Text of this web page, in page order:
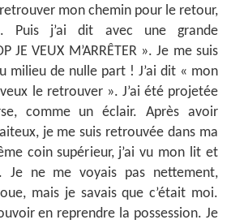
mon chemin pour le retour,
Puis j’ai dit avec une grande
JE VEUX M’ARRÊTER ». Je me suis
milieu de nulle part ! J’ai dit « mon
le retrouver ». J’ai été projetée
comme un éclair. Après avoir
je me suis retrouvée dans ma
coin supérieur, j’ai vu mon lit et
Je ne me voyais pas nettement,
mais je savais que c’était moi.
en reprendre la possession. Je